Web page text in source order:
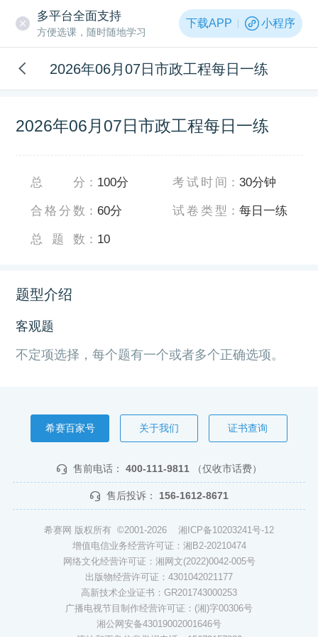
多平台全面支持
方便选课，随时随地学习
下载APP 小程序
2026年06月07日市政工程每日一练
2026年06月07日市政工程每日一练
总分 ： 100分
合格分数 ：60分
总题数 ： 10
考试时间 ：30分钟
试卷类型 ：每日一练
题型介绍
客观题
不定项选择，每个题有一个或者多个正确选项。
希赛百家号 关于我们 证书查询
售前电话： 400-111-9811 （仅收市话费）
售后投诉： 156-1612-8671
希赛网 版权所有 ©2001-2026 湘ICP备10203241号-12
增值电信业务经营许可证：湘B2-20210474
网络文化经营许可证：湘网文(2022)0042-005号
出版物经营许可证：4301042021177
高新技术企业证书：GR201743000253
广播电视节目制作经营许可证：(湘)字00306号
湘公网安备43019002001646号